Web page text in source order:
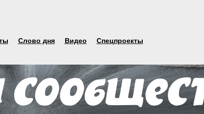
Слово дня Видео Спецпроекты